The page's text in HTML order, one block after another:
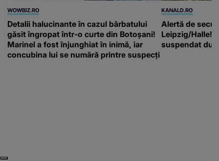
WOWBIZ.RO
Detalii halucinante în cazul bărbatului
găsit îngropat într-o curte din Botoșani!
Marinel a fost înjunghiat în inimă, iar
concubina lui se numără printre suspecți
KANALD.RO
Alertă de
Leipzig/Halle!
suspendat